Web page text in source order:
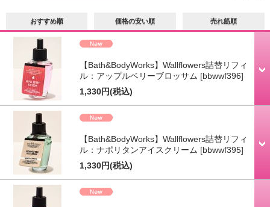
おすすめ順 価格の安い順 売れ筋順
【Bath&BodyWorks】Wallflowers詰替リフィ
ル：アップルベリーブロッサム [bbwwf396]
1,330円(税込)
【Bath&BodyWorks】Wallflowers詰替リフィ
ル：ナポリタンアイスクリーム [bbwwf395]
1,330円(税込)